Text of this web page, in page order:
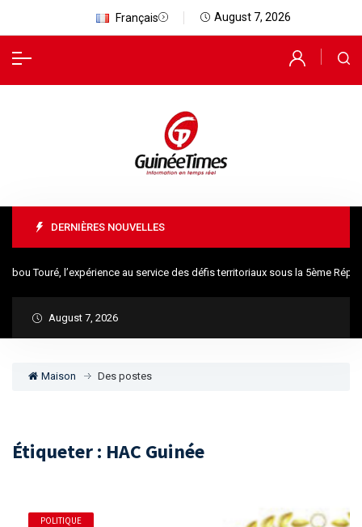
Français August 7, 2026
DERNIÈRES NOUVELLES
Touré, l’expérience au service des défis territoriaux sous la 5ème
August 7, 2026
Maison Des postes
Étiqueter : HAC Guinée
POLITIQUE